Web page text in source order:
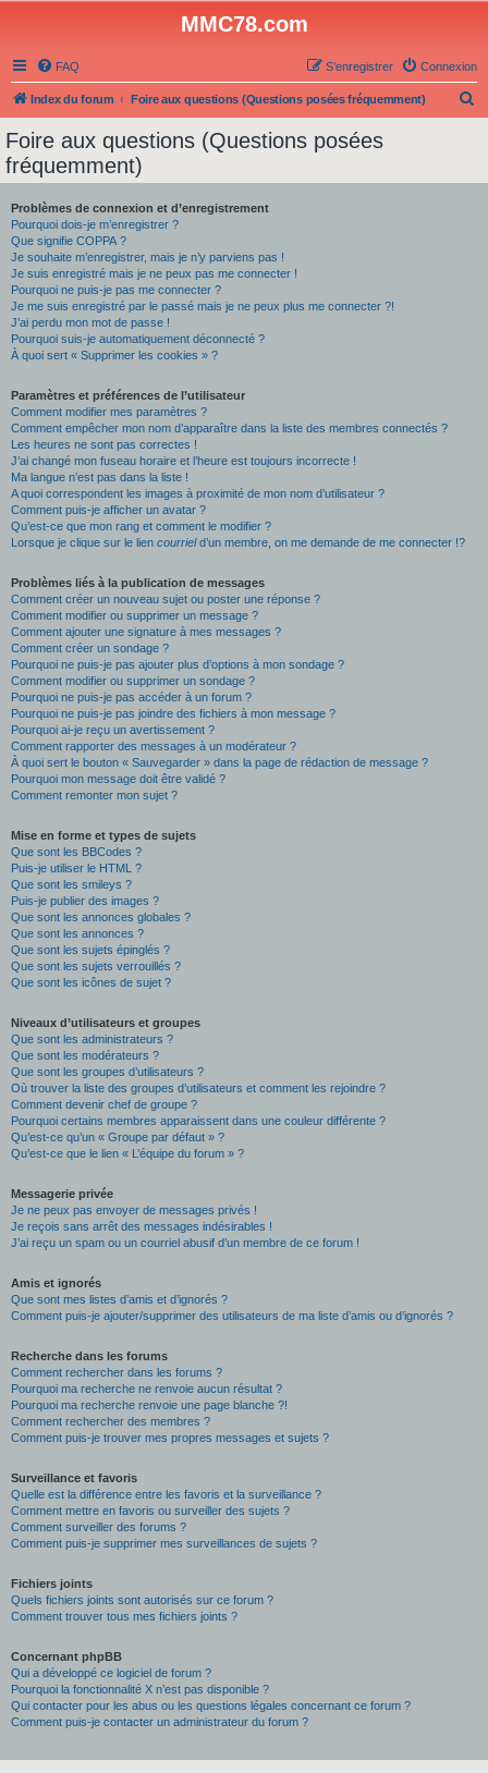
MMC78.com
FAQ Connexion
S’enregistrer
Index du forum Foire aux questions (Questions posées fréquemment)
Foire aux questions (Questions posées
fréquemment)
Problèmes de connexion et d’enregistrement
Pourquoi dois-je m’enregistrer ?
Que signifie COPPA ?
Je souhaite m’enregistrer, mais je n’y parviens pas !
Je suis enregistré mais je ne peux pas me connecter !
Pourquoi ne puis-je pas me connecter ?
Je me suis enregistré par le passé mais je ne peux plus me connecter ?!
J’ai perdu mon mot de passe !
Pourquoi suis-je automatiquement déconnecté ?
À quoi sert « Supprimer les cookies » ?
Paramètres et préférences de l’utilisateur
Comment modifier mes paramètres ?
Comment empêcher mon nom d’apparaître dans la liste des membres connectés ?
Les heures ne sont pas correctes !
J’ai changé mon fuseau horaire et l’heure est toujours incorrecte !
Ma langue n’est pas dans la liste !
A quoi correspondent les images à proximité de mon nom d’utilisateur ?
Comment puis-je afficher un avatar ?
Qu’est-ce que mon rang et comment le modifier ?
Lorsque je clique sur le lien courrield’un membre, on me demande de me connecter !?
Problèmes liés à la publication de messages
Comment créer un nouveau sujet ou poster une réponse ?
Comment modifier ou supprimer un message ?
Comment ajouter une signature à mes messages ?
Comment créer un sondage ?
Pourquoi ne puis-je pas ajouter plus d’options à mon sondage ?
Comment modifier ou supprimer un sondage ?
Pourquoi ne puis-je pas accéder à un forum ?
Pourquoi ne puis-je pas joindre des fichiers à mon message ?
Pourquoi ai-je reçu un avertissement ?
Comment rapporter des messages à un modérateur ?
À quoi sert le bouton « Sauvegarder » dans la page de rédaction de message ?
Pourquoi mon message doit être validé ?
Comment remonter mon sujet ?
Mise en forme et types de sujets
Que sont les BBCodes ?
Puis-je utiliser le HTML ?
Que sont les smileys ?
Puis-je publier des images ?
Que sont les annonces globales ?
Que sont les annonces ?
Que sont les sujets épinglés ?
Que sont les sujets verrouillés ?
Que sont les icônes de sujet ?
Niveaux d’utilisateurs et groupes
Que sont les administrateurs ?
Que sont les modérateurs ?
Que sont les groupes d’utilisateurs ?
Où trouver la liste des groupes d’utilisateurs et comment les rejoindre ?
Comment devenir chef de groupe ?
Pourquoi certains membres apparaissent dans une couleur différente ?
Qu’est-ce qu’un « Groupe par défaut » ?
Qu’est-ce que le lien « L’équipe du forum » ?
Messagerie privée
Je ne peux pas envoyer de messages privés !
Je reçois sans arrêt des messages indésirables !
J’ai reçu un spam ou un courriel abusif d’un membre de ce forum !
Amis et ignorés
Que sont mes listes d’amis et d’ignorés ?
Comment puis-je ajouter/supprimer des utilisateurs de ma liste d’amis ou d’ignorés ?
Recherche dans les forums
Comment rechercher dans les forums ?
Pourquoi ma recherche ne renvoie aucun résultat ?
Pourquoi ma recherche renvoie une page blanche ?!
Comment rechercher des membres ?
Comment puis-je trouver mes propres messages et sujets ?
Surveillance et favoris
Quelle est la différence entre les favoris et la surveillance ?
Comment mettre en favoris ou surveiller des sujets ?
Comment surveiller des forums ?
Comment puis-je supprimer mes surveillances de sujets ?
Fichiers joints
Quels fichiers joints sont autorisés sur ce forum ?
Comment trouver tous mes fichiers joints ?
Concernant phpBB
Qui a développé ce logiciel de forum ?
Pourquoi la fonctionnalité X n’est pas disponible ?
Qui contacter pour les abus ou les questions légales concernant ce forum ?
Comment puis-je contacter un administrateur du forum ?